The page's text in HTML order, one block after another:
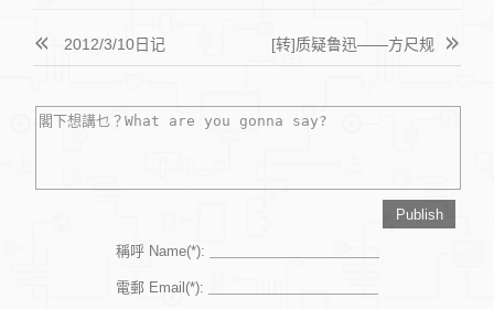
2012/3/10日记 [转]质疑鲁迅——方尺规
稱呼 Name(*):
電郵 Email(*):